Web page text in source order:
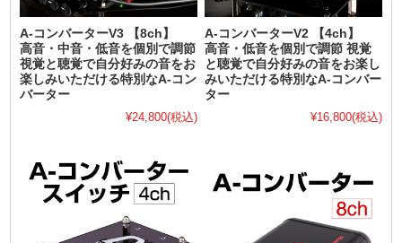
A-コンバーターV3 【8ch】
高音・中音・低音を個別で調節
視覚と聴覚で自分好みの音をお
楽しみいただける特別なA-コン
バーター
¥24,800(税込)
A-コンバーターV2 【4ch】
高音・低音を個別で調節 視覚
と聴覚で自分好みの音をお楽し
みいただける特別なA-コンバー
ター
¥16,800(税込)